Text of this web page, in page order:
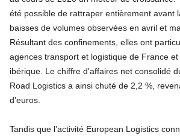
été possible de rattraper entièrement avant
baisses de volumes observées en avril et
Résultant des confinements, elles ont
agences transport et logistique de France
ibérique. Le chiffre d'affaires net consolidé
Road Logistics a ainsi chuté de 2,2 %,
d'euros.
Tandis que l’activité European Logistics